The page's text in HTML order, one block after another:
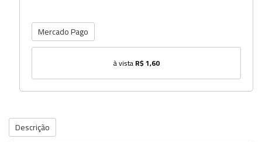
Mercado Pago
à vistaR$ 1,60
Descrição